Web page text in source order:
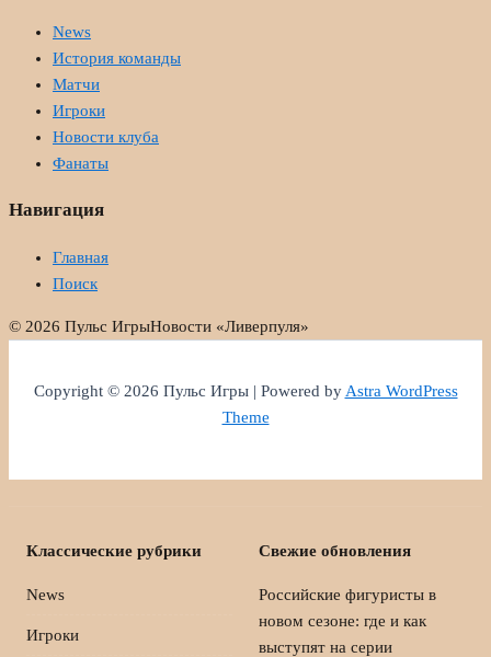
News
История команды
Матчи
Игроки
Новости клуба
Фанаты
Навигация
Главная
Поиск
© 2026 Пульс ИгрыНовости «Ливерпуля»
Copyright © 2026 Пульс Игры | Powered byAstra WordPress
Theme
Классические рубрики
News
Игроки
Свежие обновления
Российские фигуристы в
новом сезоне: где и как
выступят на серии